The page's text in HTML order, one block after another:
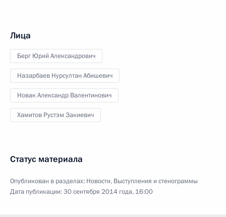
Лица
Берг Юрий Александрович
Назарбаев Нурсултан Абишевич
Новак Александр Валентинович
Хамитов Рустэм Закиевич
Статус материала
Опубликован в разделах: Новости, Выступления и стенограммы
Дата публикации:30 сентября 2014 года, 16:00